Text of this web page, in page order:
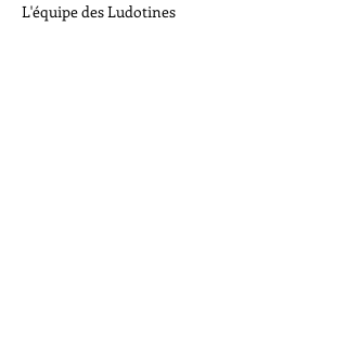
L'équipe des Ludotines